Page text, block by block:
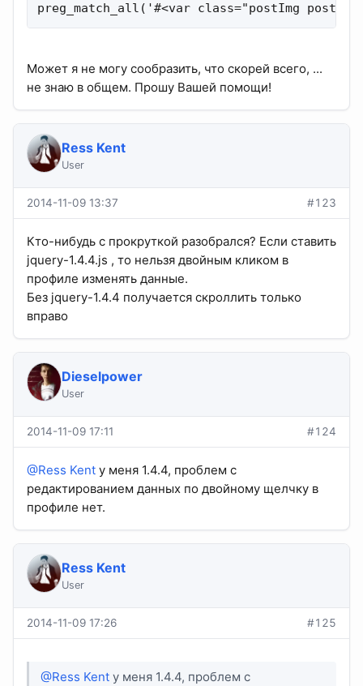
preg_match_all('#<var class="postImg
Может я не могу сообразить, что скорей всего, ...
не знаю в общем. Прошу Вашей помощи!
Ress Kent
User
2014-11-09 13:37 #123
Кто-нибудь с прокруткой разобрался? Если ставить
jquery-1.4.4.js , то нельзя двойным кликом в
профиле изменять данные.
Без jquery-1.4.4 получается скроллить только
вправо
Dieselpower
User
2014-11-09 17:11 #124
@Ress Kent у меня 1.4.4, проблем с
редактированием данных по двойному щелчку в
профиле нет.
Ress Kent
User
2014-11-09 17:26 #125
@Ress Kent у меня 1.4.4, проблем с